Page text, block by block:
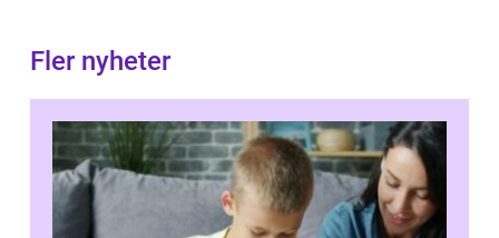
Fler nyheter